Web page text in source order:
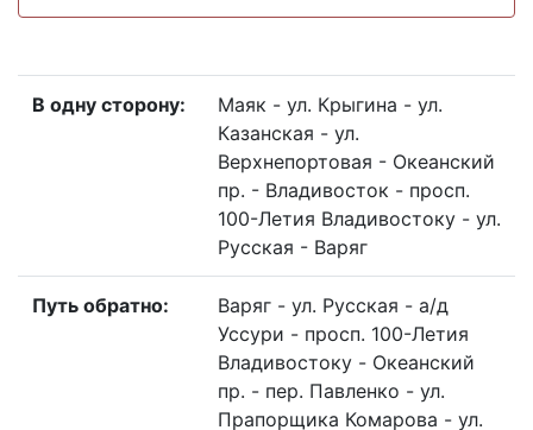
В одну сторону:
Маяк - ул. Крыгина - ул.
Казанская - ул.
Верхнепортовая - Океанский
пр. - Владивосток - просп.
100-Летия Владивостокy - ул.
Русская - Варяг
Путь обратно:
Варяг - ул. Русская - а/д
Уссури - просп. 100-Летия
Владивостокy - Океанский
пр. - пер. Павленко - ул.
Прапорщика Комарова - ул.